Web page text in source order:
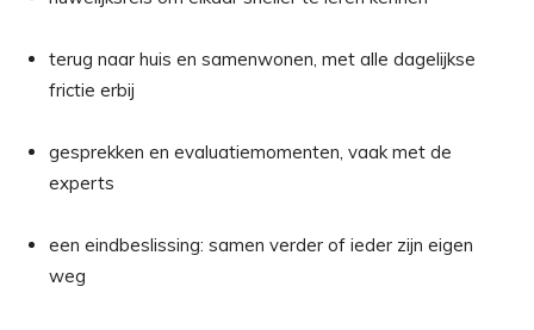
terug naar huis en samenwonen, met alle dagelijkse
frictie erbij
gesprekken en evaluatiemomenten, vaak met de
experts
een eindbeslissing: samen verder of ieder zijn eigen
weg